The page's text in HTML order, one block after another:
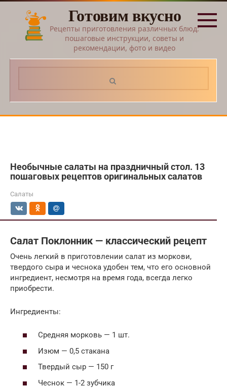
Перейти
контенту
Готовим вкусно
Рецепты приготовления различных блюд:
пошаговые инструкции, советы и
рекомендации, фото и видео
Необычные салаты на праздничный стол. 13
пошаговых рецептов оригинальных салатов
Салаты
Салат Поклонник — классический рецепт
Очень легкий в приготовлении салат из моркови,
твердого сыра и чеснока удобен тем, что его основной
ингредиент, несмотря на время года, всегда легко
приобрести.
Ингредиенты:
Средняя морковь — 1 шт.
Изюм — 0,5 стакана
Твердый сыр — 150 г
Чеснок — 1-2 зубчика